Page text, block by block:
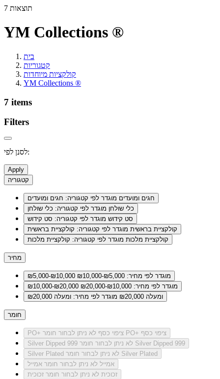
7 תוצאות
YM Collections ®
בית
קטגוריות
קולקציות מיוחדות
YM Collections ®
7 items
Filters
לסנן לפי:
Apply
קטגוריה
חגים ומועדים מוגדר לפי קטגוריה: חגים ומועדים
כלי שולחן מוגדר לפי קטגוריה: כלי שולחן
סט קידוש מוגדר לפי קטגוריה: סט קידוש
קולקציית בראשית מוגדר לפי קטגוריה: קולקציית בראשית
קולקציית מלכות מוגדר לפי קטגוריה: קולקציית מלכות
מחיר
₪5,000-₪10,000
מוגדר לפי מחיר: ₪5,000-₪10,000
₪10,000-₪20,000
מוגדר לפי מחיר: ₪10,000-₪20,000
ומעלה ₪20,000
מוגדר לפי מחיר: ומעלה ₪20,000
חומר
PO+ ציפוי כסף
לא ניתן לבחור חומר PO+ ציפוי כסף
Silver Dipped 999
לא ניתן לבחור חומר Silver Dipped 999
Silver Plated
לא ניתן לבחור חומר Silver Plated
אמייל לא ניתן לבחור חומר אמייל
זכוכית לא ניתן לבחור חומר זכוכית